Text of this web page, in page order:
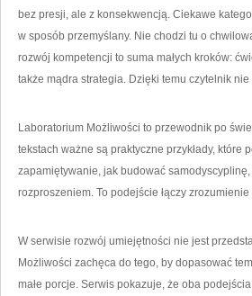
bez presji, ale z konsekwencją. Ciekawe
w sposób przemyślany. Nie chodzi tu o
rozwój kompetencji to suma małych kroków:
także mądra strategia. Dzięki temu czytelnik
Laboratorium Możliwości to przewodnik po
tekstach ważne są praktyczne przykłady, które
zapamiętywanie, jak budować
rozproszeniem. To podejście łączy
W serwisie rozwój umiejętności nie jest
Możliwości zachęca do tego, by dopasować
małe porcje. Serwis pokazuje, że oba